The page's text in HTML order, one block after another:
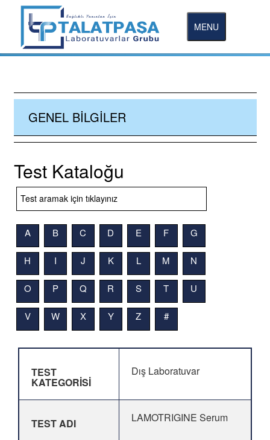
MENU
GENEL BILGILER
Test Kataloğu
A B C D E F G
H I J K L M N
O P Q R S T U
V W X Y Z #
TEST
KATEGORİSİ
Dış Laboratuvar
TEST ADI LAMOTRIGINE Serum